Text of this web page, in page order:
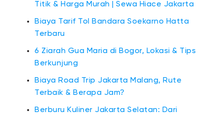
Titik & Harga Murah | Sewa Hiace Jakarta
Biaya Tarif Tol Bandara Soekarno Hatta
Terbaru
6 Ziarah Gua Maria di Bogor, Lokasi & Tips
Berkunjung
Biaya Road Trip Jakarta Malang, Rute
Terbaik & Berapa Jam?
Berburu Kuliner Jakarta Selatan: Dari